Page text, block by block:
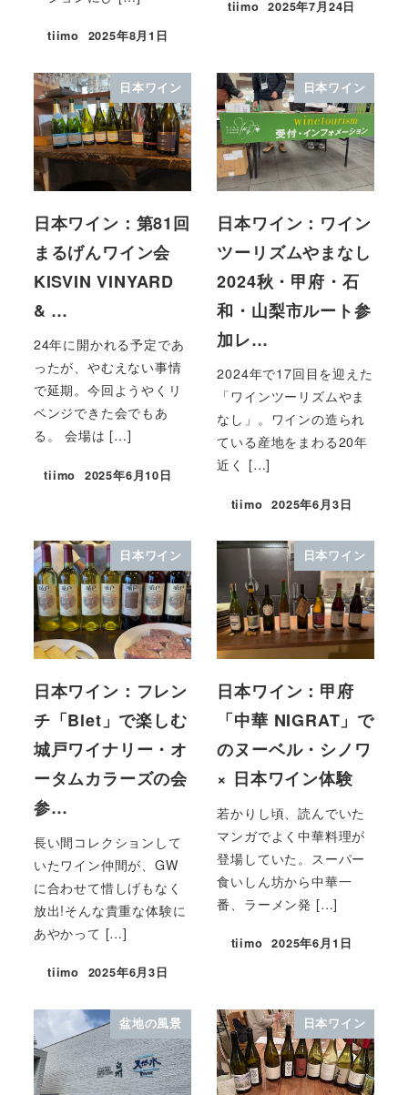
tiimo 2025年8月1日
tiimo 2025年7月24日
日本ワイン
日本ワイン：第81回
まるげんワイン会
KISVIN VINYARD
& …
24年に開かれる予定であ
ったが、やむえない事情
で延期。今回ようやくリ
ベンジできた会でもあ
る。 会場は […]
tiimo 2025年6月10日
日本ワイン
日本ワイン：ワイン
ツーリズムやまなし
2024秋・甲府・石
和・山梨市ルート参
加レ…
2024年で17回目を迎えた
「ワインツーリズムやま
なし」。ワインの造られ
ている産地をまわる20年
近く […]
tiimo 2025年6月3日
日本ワイン
日本ワイン：フレン
チ「Blet」で楽しむ
城戸ワイナリー・オ
ータムカラーズの会
参…
長い間コレクションして
いたワイン仲間が、GW
に合わせて惜しげもなく
放出!そんな貴重な体験に
あやかって […]
tiimo 2025年6月3日
日本ワイン
日本ワイン：甲府
「中華 NIGRAT」で
のヌーベル・シノワ
× 日本ワイン体験
若かりし頃、読んでいた
マンガでよく中華料理が
登場していた。スーパー
食いしん坊から中華一
番、ラーメン発 […]
tiimo 2025年6月1日
盆地の風景 日本ワイン